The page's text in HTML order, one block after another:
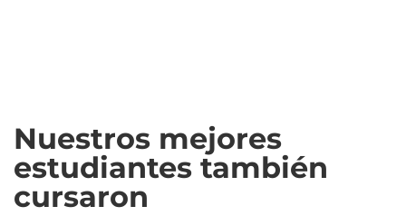
Nuestros mejores
estudiantes también
cursaron